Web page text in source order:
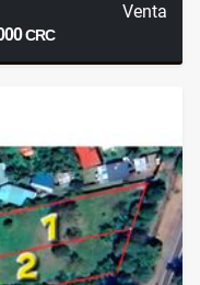
Venta
CRC